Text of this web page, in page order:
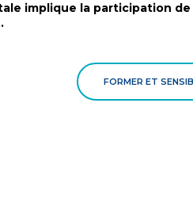
implique la participation
FORMER ET